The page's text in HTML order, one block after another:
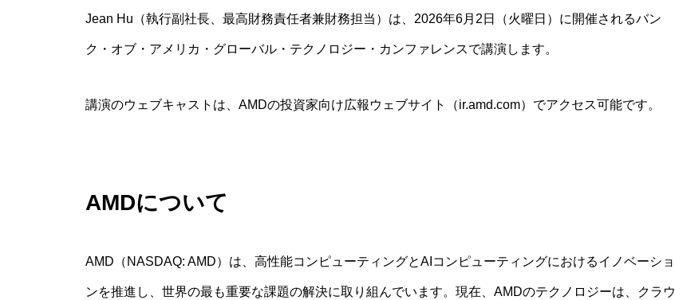
Jean Hu（執行副社長、最高財務責任者兼財務担当）は、2026年6月2日（火曜日）に開催されるバン
ク・オブ・アメリカ・グローバル・テクノロジー・カンファレンスで講演します。
講演のウェブキャストは、AMDの投資家向け広報ウェブサイト（ir.amd.com）でアクセス可能です。
AMDについて
AMD（NASDAQ: AMD）は、高性能コンピューティングとAIコンピューティングにおけるイノベーショ
ンを推進し、世界の最も重要な課題の解決に取り組んでいます。現在、AMDのテクノロジーは、クラウ